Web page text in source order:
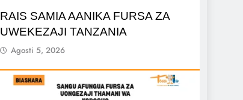
RAIS SAMIA AANIKA FURSA ZA
UWEKEZAJI TANZANIA
Agosti 5, 2026